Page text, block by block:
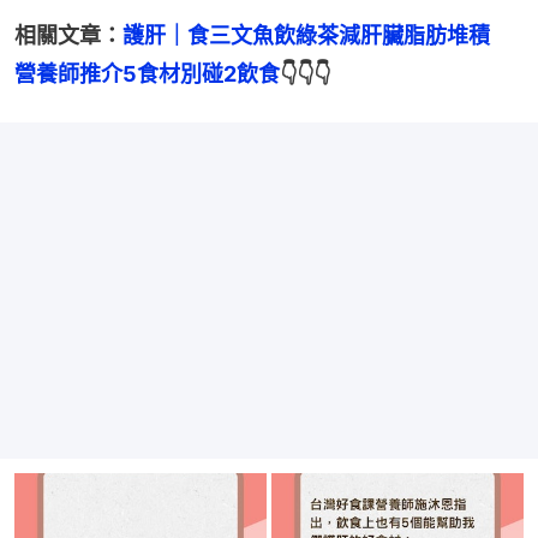
相關文章： 護肝｜食三文魚飲綠茶減肝臟脂肪堆積
營養師推介5食材別碰2飲食👇👇👇